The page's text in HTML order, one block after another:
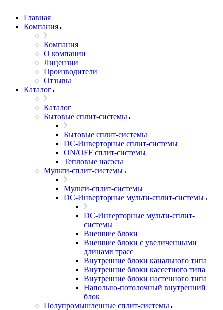
Главная
Компания
Компания
О компании
Лицензии
Производители
Отзывы
Каталог
Каталог
Бытовые сплит-системы
Бытовые сплит-системы
DC-Инверторные сплит-системы
ON/OFF сплит-системы
Тепловые насосы
Мульти-сплит-системы
Мульти-сплит-системы
DC-Инверторные мульти-сплит-системы
DC-Инверторные мульти-сплит-
системы
Внешние блоки
Внешние блоки с увеличенными
длинами трасс
Внутренние блоки канального типа
Внутренние блоки кассетного типа
Внутренние блоки настенного типа
Напольно-потолочный внутренний
блок
Полупромышленные сплит-системы